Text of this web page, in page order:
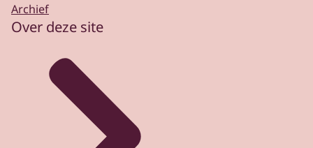
Archief
Over deze site